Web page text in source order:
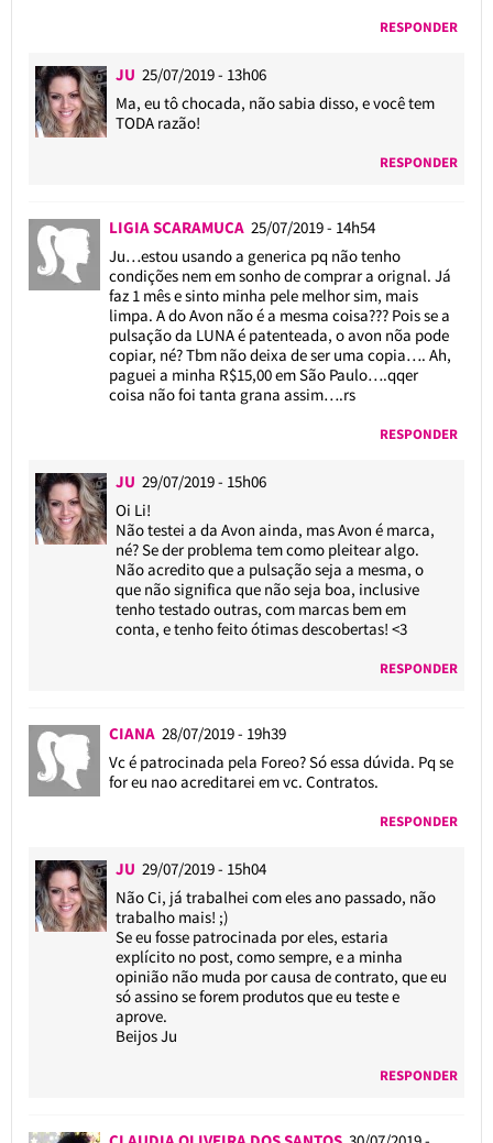
RESPONDER
JU 25/07/2019 - 13h06
Ma, eu tô chocada, não sabia disso, e você tem
TODA razão!
RESPONDER
LIGIA SCARAMUCA 25/07/2019 - 14h54
Ju…estou usando a generica pq não tenho
condições nem em sonho de comprar a orignal. Já
faz 1 mês e sinto minha pele melhor sim, mais
limpa. A do Avon não é a mesma coisa??? Pois se a
pulsação da LUNA é patenteada, o avon nõa pode
copiar, né? Tbm não deixa de ser uma copia…. Ah,
paguei a minha R$15,00 em São Paulo….qqer
coisa não foi tanta grana assim….rs
RESPONDER
JU 29/07/2019 - 15h06
Oi Li!
Não testei a da Avon ainda, mas Avon é marca,
né? Se der problema tem como pleitear algo.
Não acredito que a pulsação seja a mesma, o
que não significa que não seja boa, inclusive
tenho testado outras, com marcas bem em
conta, e tenho feito ótimas descobertas! <3
RESPONDER
CIANA 28/07/2019 - 19h39
Vc é patrocinada pela Foreo? Só essa dúvida. Pq se
for eu nao acreditarei em vc. Contratos.
RESPONDER
JU 29/07/2019 - 15h04
Não Ci, já trabalhei com eles ano passado, não
trabalho mais! ;)
Se eu fosse patrocinada por eles, estaria
explícito no post, como sempre, e a minha
opinião não muda por causa de contrato, que eu
só assino se forem produtos que eu teste e
aprove.
Beijos Ju
RESPONDER